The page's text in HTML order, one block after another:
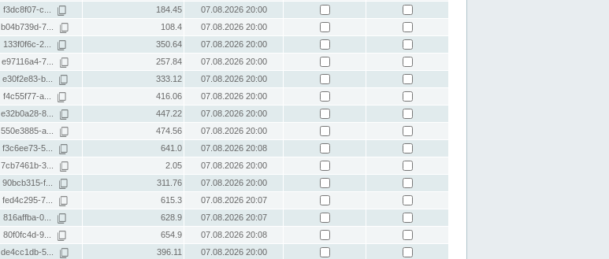
f3dc8f07-c... 184.45
07.08.2026 20:00
b04b739d-7... 108.4
07.08.2026 20:00
133f0f6c-2... 350.64
07.08.2026 20:00
e97116a4-7... 257.84
07.08.2026 20:00
e30f2e83-b... 333.12
07.08.2026 20:00
f4c55f77-a... 416.06
07.08.2026 20:00
e32b0a28-8... 447.22
07.08.2026 20:00
550e3885-a... 474.56
07.08.2026 20:00
f3c6ee73-5... 641.0
07.08.2026 20:08
7cb7461b-3... 2.05
07.08.2026 20:00
90bcb315-f... 311.76
07.08.2026 20:00
fed4c295-7... 615.3
07.08.2026 20:07
816affba-0... 628.9
07.08.2026 20:07
80f0fc4d-9... 654.9
07.08.2026 20:08
de4cc1db-5... 396.11 07.08.2026 20:00